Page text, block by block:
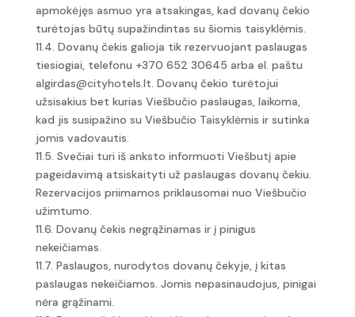
apmokėjęs asmuo yra atsakingas, kad dovanų čekio
turėtojas būtų supažindintas su šiomis taisyklėmis.
11.4. Dovanų čekis galioja tik rezervuojant paslaugas
tiesiogiai, telefonu +370 652 30645 arba el. paštu
algirdas@cityhotels.lt. Dovanų čekio turėtojui
užsisakius bet kurias Viešbučio paslaugas, laikoma,
kad jis susipažino su Viešbučio Taisyklėmis ir sutinka
jomis vadovautis.
11.5. Svečiai turi iš anksto informuoti Viešbutį apie
pageidavimą atsiskaityti už paslaugas dovanų čekiu.
Rezervacijos priimamos priklausomai nuo Viešbučio
užimtumo.
11.6. Dovanų čekis negrąžinamas ir į pinigus
nekeičiamas.
11.7. Paslaugos, nurodytos dovanų čekyje, į kitas
paslaugas nekeičiamos. Jomis nepasinaudojus, pinigai
nėra grąžinami.